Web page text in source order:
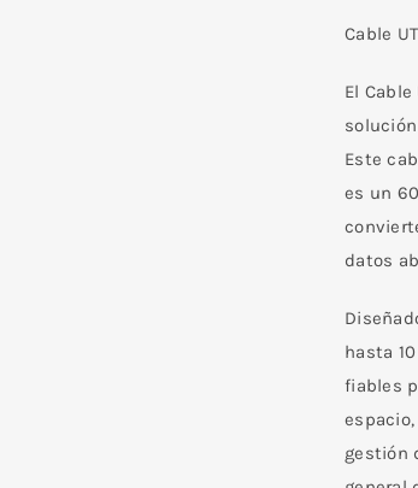
Cable
El
Este
es un
datos
hasta
fiables
gestión